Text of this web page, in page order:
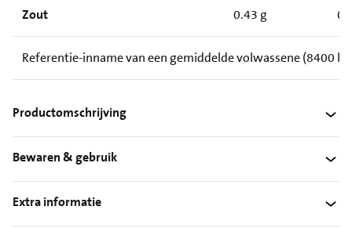
Zout 0.43 g
Referentie-inname van een gemiddelde volwassene (8400
Productomschrijving
Bewaren & gebruik
Extra informatie